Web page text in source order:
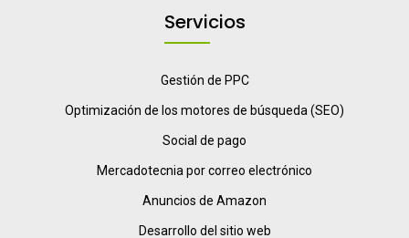
Servicios
Gestión de PPC
Optimización de los motores de búsqueda (SEO)
Social de pago
Mercadotecnia por correo electrónico
Anuncios de Amazon
Desarrollo del sitio web